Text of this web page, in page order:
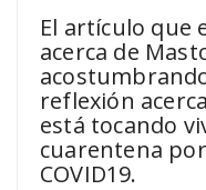
El artículo que
acerca de
reflexión
está tocando
cuarentena
COVID19.